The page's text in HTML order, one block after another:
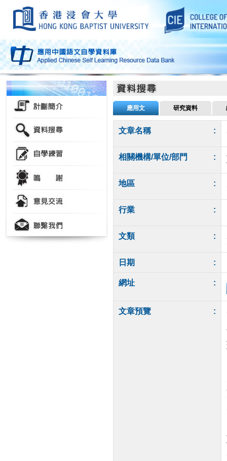
應用文 研究資料
文章名稱 :
相關機構/單位/部門 :
地區 :
行業 :
文類 :
日期 :
網址 :
文章預覽 :